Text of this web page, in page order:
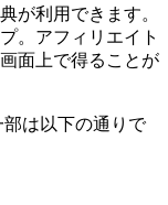
が利用できます。
。アフィリエイト
面上で得ることが
は以下の通りで